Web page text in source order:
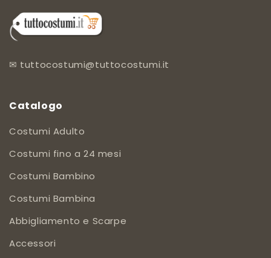
✉ tuttocostumi@tuttocostumi.it
Catalogo
Costumi Adulto
Costumi fino a 24 mesi
Costumi Bambino
Costumi Bambina
Abbigliamento e Scarpe
Accessori